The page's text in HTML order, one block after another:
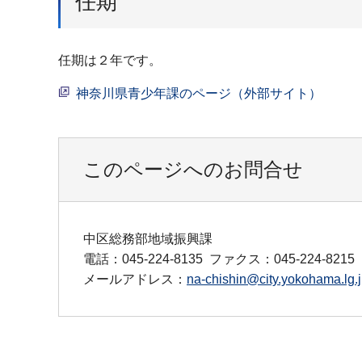
任期は２年です。
神奈川県青少年課のページ（外部サイト）
このページへのお問合せ
中区総務部地域振興課
電話：045-224-8135 ファクス：045-224-8215
メールアドレス： na-